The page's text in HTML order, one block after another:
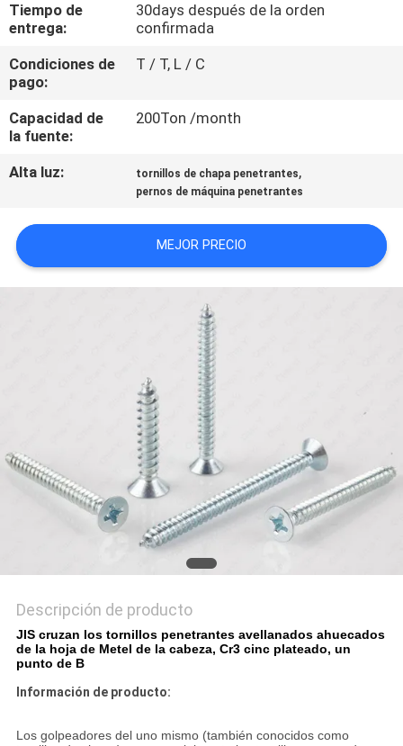
ÉNTRENOS
EN
CONTACTO
CON
NOTICIAS
PIDA
UNA
CITA
PRIVACY
POLICY
Tiempo de
entrega:
30days después de la orden
confirmada
Condiciones de
pago:
T / T, L / C
Capacidad de
la fuente:
200Ton /month
Alta luz: tornillos de chapa penetrantes,
pernos de máquina penetrantes
MEJOR PRECIO
Descripción de producto
JIS cruzan los tornillos penetrantes avellanados ahuecados
de la hoja de Metel de la cabeza, Cr3 cinc plateado, un
punto de B
Información de producto:
Los golpeadores del uno mismo (también conocidos como